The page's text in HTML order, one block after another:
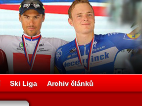
Ski Liga Archiv článků